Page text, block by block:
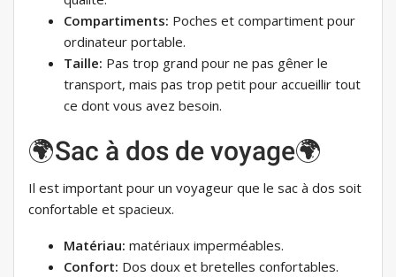
Compartiments: Poches et compartiment pour
ordinateur portable.
Taille: Pas trop grand pour ne pas gêner le
transport, mais pas trop petit pour accueillir tout
ce dont vous avez besoin.
🌍Sac à dos de voyage🌍
Il est important pour un voyageur que le sac à dos soit
confortable et spacieux.
Matériau: matériaux imperméables.
Confort: Dos doux et bretelles confortables.